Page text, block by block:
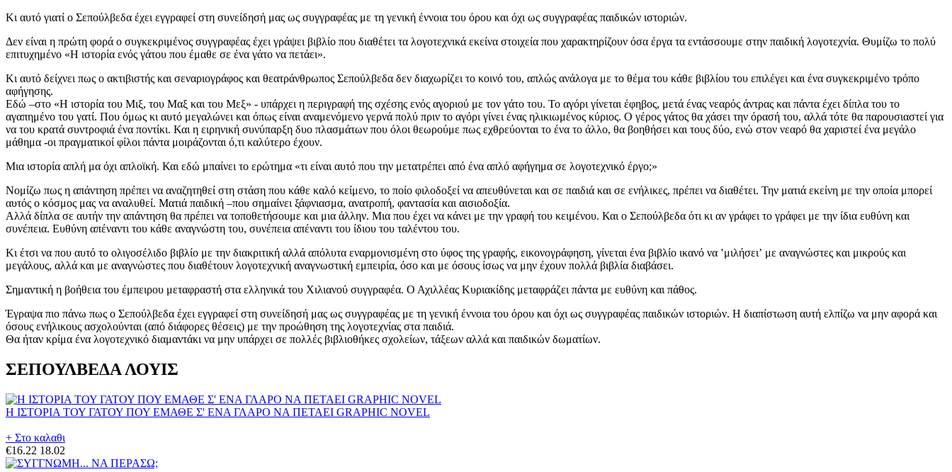
Κι αυτό γιατί ο Σεπούλβεδα έχει εγγραφεί στη συνείδησή μας ως συγγραφέας με τη γενική έννοια του όρου και όχι ως συγγραφέας παιδικών ιστοριών.
Δεν είναι η πρώτη φορά ο συγκεκριμένος συγγραφέας έχει γράψει βιβλίο που διαθέτει τα λογοτεχνικά εκείνα στοιχεία που χαρακτηρίζουν όσα έργα τα εντάσσουμε στην παιδική λογοτεχνία. Θυμίζω το πολύ
επιτυχημένο «Η ιστορία ενός γάτου που έμαθε σε ένα γάτο να πετάει».
Κι αυτό δείχνει πως ο ακτιβιστής και σεναριογράφος και θεατράνθρωπος Σεπούλβεδα δεν διαχωρίζει το κοινό του, απλώς ανάλογα με το θέμα του κάθε βιβλίου του επιλέγει και ένα συγκεκριμένο τρόπο
αφήγησης.
Εδώ –στο «Η ιστορία του Μιξ, του Μαξ και του Μεξ» - υπάρχει η περιγραφή της σχέσης ενός αγοριού με τον γάτο του. Το αγόρι γίνεται έφηβος, μετά ένας νεαρός άντρας και πάντα έχει δίπλα του το
αγαπημένο του γατί. Που όμως κι αυτό μεγαλώνει και όπως είναι αναμενόμενο γερνά πολύ πριν το αγόρι γίνει ένας ηλικιωμένος κύριος. Ο γέρος γάτος θα χάσει την όρασή του, αλλά τότε θα παρουσιαστεί για
να του κρατά συντροφιά ένα ποντίκι. Και η ειρηνική συνύπαρξη δυο πλασμάτων που όλοι θεωρούμε πως εχθρεύονται το ένα το άλλο, θα βοηθήσει και τους δύο, ενώ στον νεαρό θα χαριστεί ένα μεγάλο
μάθημα -οι πραγματικοί φίλοι πάντα μοιράζονται ό,τι καλύτερο έχουν.
Μια ιστορία απλή μα όχι απλοϊκή. Και εδώ μπαίνει το ερώτημα «τι είναι αυτό που την μετατρέπει από ένα απλό αφήγημα σε λογοτεχνικό έργο;»
Νομίζω πως η απάντηση πρέπει να αναζητηθεί στη στάση που κάθε καλό κείμενο, το ποίο φιλοδοξεί να απευθύνεται και σε παιδιά και σε ενήλικες, πρέπει να διαθέτει. Την ματιά εκείνη με την οποία μπορεί
αυτός ο κόσμος μας να αναλυθεί. Ματιά παιδική –που σημαίνει ξάφνιασμα, ανατροπή, φαντασία και αισιοδοξία.
Αλλά δίπλα σε αυτήν την απάντηση θα πρέπει να τοποθετήσουμε και μια άλλην. Μια που έχει να κάνει με την γραφή του κειμένου. Και ο Σεπούλβεδα ότι κι αν γράφει το γράφει με την ίδια ευθύνη και
συνέπεια. Ευθύνη απέναντι του κάθε αναγνώστη του, συνέπεια απέναντι του ίδιου του ταλέντου του.
Κι έτσι να που αυτό το ολιγοσέλιδο βιβλίο με την διακριτική αλλά απόλυτα εναρμονισμένη στο ύφος της γραφής, εικονογράφηση, γίνεται ένα βιβλίο ικανό να ʽμιλήσειʼ με αναγνώστες και μικρούς και
μεγάλους, αλλά και με αναγνώστες που διαθέτουν λογοτεχνική αναγνωστική εμπειρία, όσο και με όσους ίσως να μην έχουν πολλά βιβλία διαβάσει.
Σημαντική η βοήθεια του έμπειρου μεταφραστή στα ελληνικά του Χιλιανού συγγραφέα. Ο Αχιλλέας Κυριακίδης μεταφράζει πάντα με ευθύνη και πάθος.
Έγραψα πιο πάνω πως ο Σεπούλβεδα έχει εγγραφεί στη συνείδησή μας ως συγγραφέας με τη γενική έννοια του όρου και όχι ως συγγραφέας παιδικών ιστοριών. Η διαπίστωση αυτή ελπίζω να μην αφορά και
όσους ενήλικους ασχολούνται (από διάφορες θέσεις) με την προώθηση της λογοτεχνίας στα παιδιά.
Θα ήταν κρίμα ένα λογοτεχνικό διαμαντάκι να μην υπάρχει σε πολλές βιβλιοθήκες σχολείων, τάξεων αλλά και παιδικών δωματίων.
ΣΕΠΟΥΛΒΕΔΑ ΛΟΥΙΣ
Η ΙΣΤΟΡΙΑ ΤΟΥ ΓΑΤΟΥ ΠΟΥ ΕΜΑΘΕ Σ' ΕΝΑ ΓΛΑΡΟ ΝΑ ΠΕΤΑΕΙ GRAPHIC NOVEL
+ Στο καλαθι
€16.22 18.02